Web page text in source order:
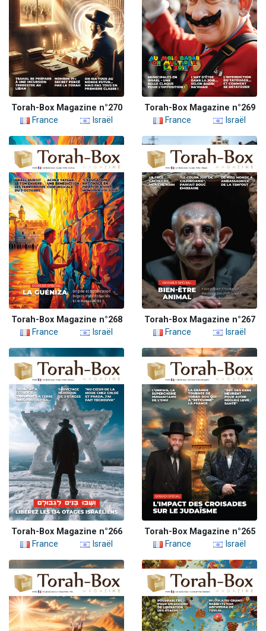
Torah-Box Magazine n°270
France
Israël
Torah-Box Magazine n°269
France
Israël
Torah-Box Magazine n°268
France
Israël
Torah-Box Magazine n°267
France
Israël
Torah-Box Magazine n°266
France
Israël
Torah-Box Magazine n°265
France
Israël